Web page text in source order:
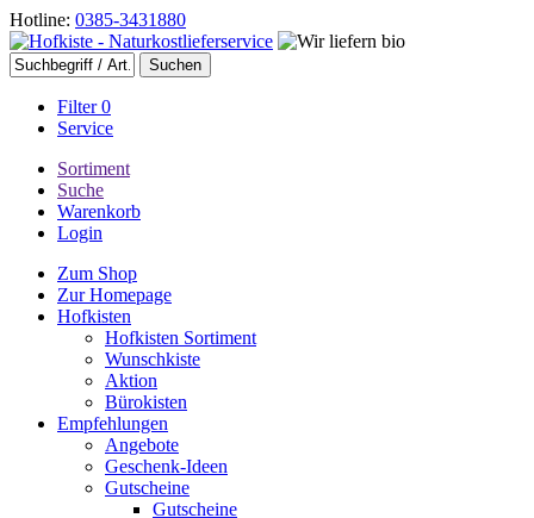
Hotline: 0385-3431880
Filter0
Service
Sortiment
Suche
Warenkorb
Login
Zum Shop
Zur Homepage
Hofkisten
Hofkisten Sortiment
Wunschkiste
Aktion
Bürokisten
Empfehlungen
Angebote
Geschenk-Ideen
Gutscheine
Gutscheine